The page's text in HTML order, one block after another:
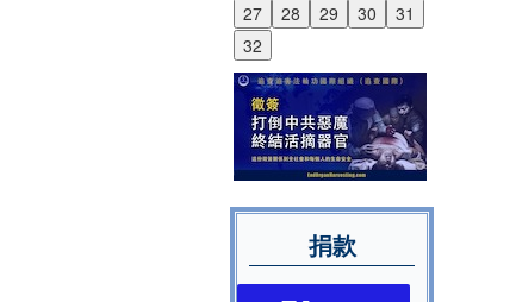
27
28 29 30
31
32
捐款